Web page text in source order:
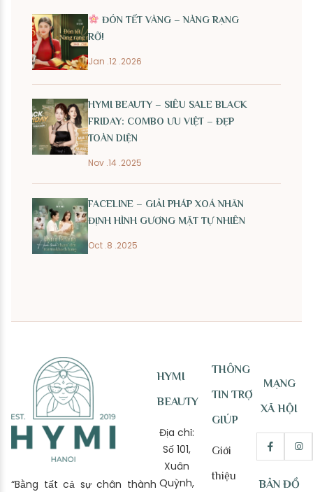
ĐÓN TẾT VÀNG – NÀNG RẠNG
RỠ!
Jan .12 .2026
HYMI BEAUTY – SIÊU SALE BLACK
FRIDAY: COMBO ƯU VIỆT – ĐẸP
TOÀN DIỆN
Nov .14 .2025
FACELINE – GIẢI PHÁP XOÁ NHĂN
ĐỊNH HÌNH GƯƠNG MẶT TỰ NHIÊN
Oct .8 .2025
“Bằng tất cả sự chân thành
HYMI
BEAUTY
Địa chỉ:
Số 101,
Xuân
Quỳnh,
THÔNG
TIN TRỢ
GIÚP
Giới
thiệu
MẠNG
XÃ HỘI
BẢN ĐỒ